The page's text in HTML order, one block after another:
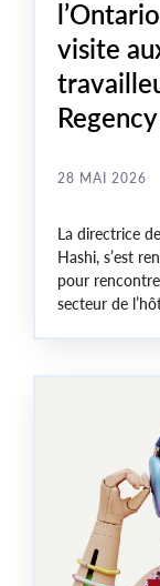
visite
28 MAI 2026
La directrice
Hashi, s’est
pour
secteur de